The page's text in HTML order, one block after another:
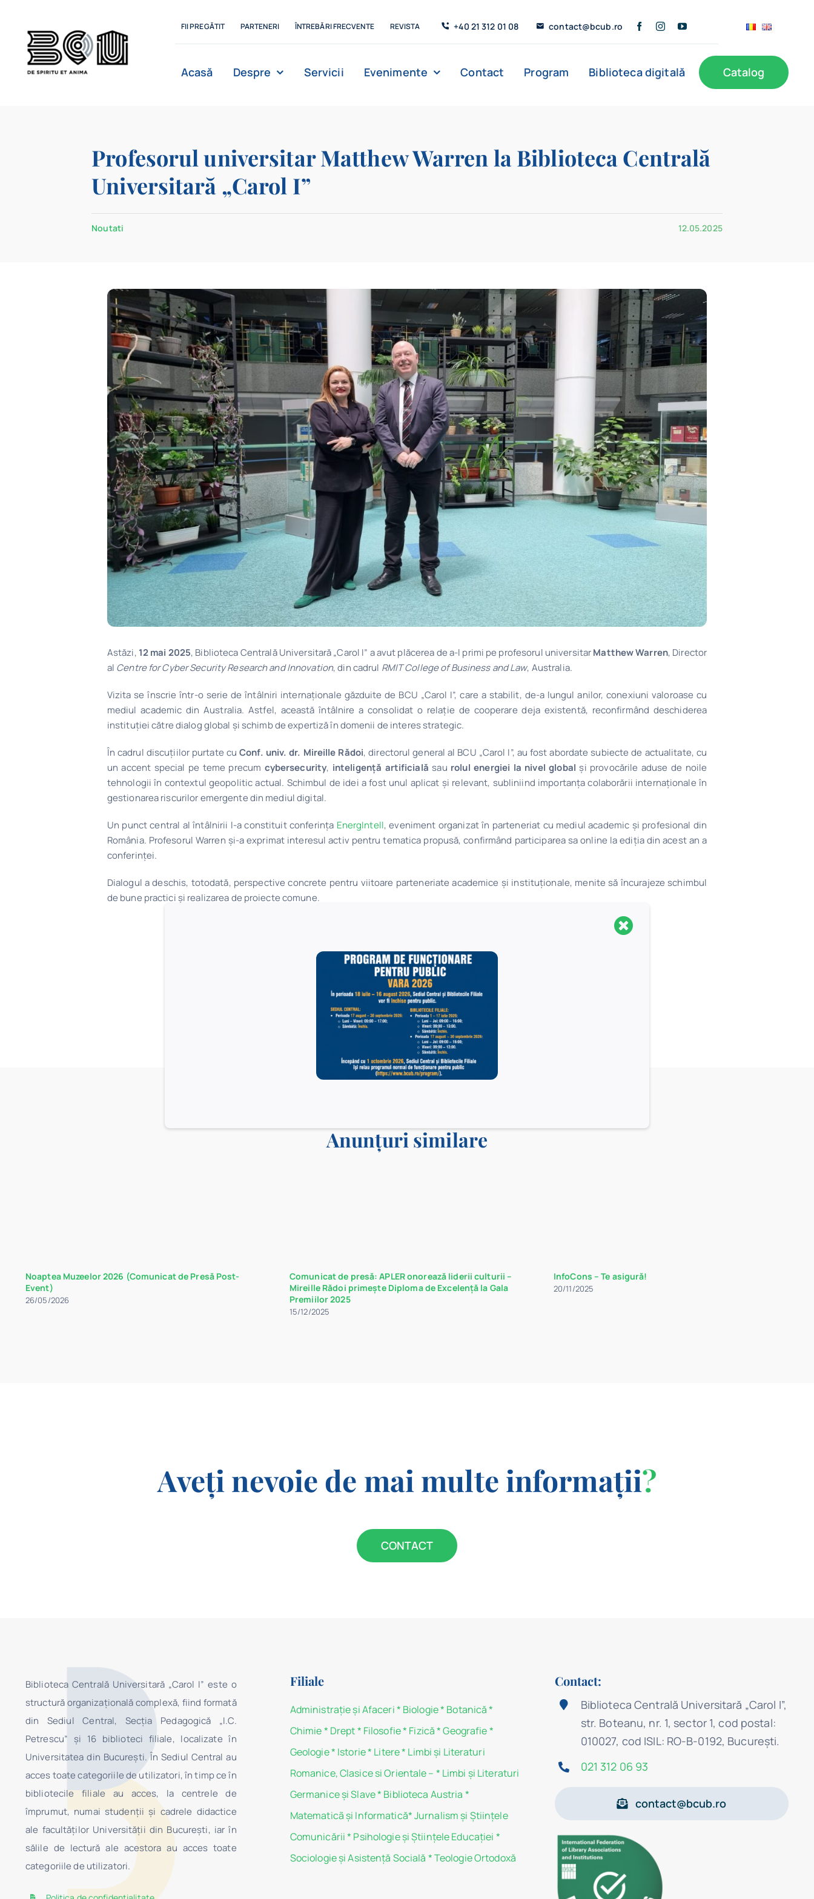
content
FII PREGĂTIT PARTENERI ÎNTREBĂRI FRECVENTE REVISTA +40 21 312 01 08 contact@bcub.ro
Acasă Despre
Departamente
Servicii Evenimente Contact Program Biblioteca digitală Catalog
Profesorul universitar Matthew Warren la Biblioteca Centrală
Universitară „Carol I”
Noutati 12.05.2025
Astăzi, 12 mai 2025, Biblioteca Centrală Universitară „Carol I” a avut plăcerea de a-l primi pe profesorul universitarMatthew Warren, Director
al Centre for Cyber Security Research and Innovation, din cadrul RMIT College of Business and Law, Australia.
Vizita se înscrie într-o serie de întâlniri internaționale găzduite de BCU „Carol I”, care a stabilit, de-a lungul anilor, conexiuni valoroase cu
mediul academic din Australia. Astfel, această întâlnire a consolidat o relație de cooperare deja existentă, reconfirmând deschiderea
instituției către dialog global și schimb de expertiză în domenii de interes strategic.
În cadrul discuțiilor purtate cuConf. univ. dr. Mireille Rădoi, directorul general al BCU „Carol I”, au fost abordate subiecte de actualitate, cu
un accent special pe teme precum cybersecurity, inteligență artificială sau rolul energiei la nivel global și provocările aduse de noile
tehnologii în contextul geopolitic actual. Schimbul de idei a fost unul aplicat și relevant, subliniind importanța colaborării internaționale în
gestionarea riscurilor emergente din mediul digital.
Un punct central al întâlnirii l-a constituit conferința EnergIntell, eveniment organizat în parteneriat cu mediul academic și profesional din
România. Profesorul Warren și-a exprimat interesul activ pentru tematica propusă, confirmând participarea sa online la ediția din acest an a
conferinței.
Dialogul a deschis, totodată, perspective concrete pentru viitoare parteneriate academice și instituționale, menite să încurajeze schimbul
de bune practici și realizarea de proiecte comune.
Anunțuri similare
Noaptea Muzeelor 2026 (Comunicat de Presă Post-
Event)
26/05/2026
Comunicat de presă: APLER onorează liderii culturii –
Mireille Rădoi primește Diploma de Excelență la Gala
Premiilor 2025
15/12/2025
InfoCons – Te asigură!
20/11/2025
Aveți nevoie de mai multe informații?
CONTACT
Biblioteca Centrală Universitară „Carol I” este o
structură organizaţională complexă, fiind formată
din Sediul Central, Secţia Pedagogică „I.C.
Petrescu” şi 16 biblioteci filiale, localizate în
Universitatea din Bucureşti. În Sediul Central au
acces toate categoriile de utilizatori, în timp ce în
bibliotecile filiale au acces, la centrele de
împrumut, numai studenţii şi cadrele didactice
ale facultăților Universității din București, iar în
sălile de lectură ale acestora au acces toate
categoriile de utilizatori.
Filiale
Administraţie şi Afaceri* Biologie* Botanică *
Chimie* Drept* Filosofie* Fizică* Geografie*
Geologie* Istorie* Litere* Limbi și Literaturi
Romanice, Clasice si Orientale – * Limbi și Literaturi
Germanice şi Slave* Biblioteca Austria *
Matematicã și Informatică*Jurnalism şi Ştiinţele
Comunicării* Psihologie şi Ştiinţele Educaţiei *
Sociologie şi Asistenţă Socială *Teologie Ortodoxă
Contact:
Biblioteca Centrală Universitară „Carol I”,
str. Boteanu, nr. 1, sector 1, cod postal:
010027, cod ISIL: RO-B-0192, Bucureşti.
021 312 06 93
contact@bcub.ro